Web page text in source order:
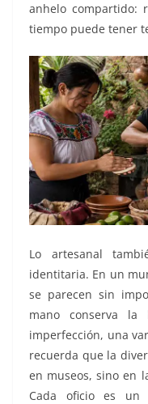
anhelo compartido:
tiempo puede tener
Lo artesanal
identitaria. En un
se parecen sin
mano conserva
imperfección, una
recuerda que la
en museos, sino en
Cada oficio es un